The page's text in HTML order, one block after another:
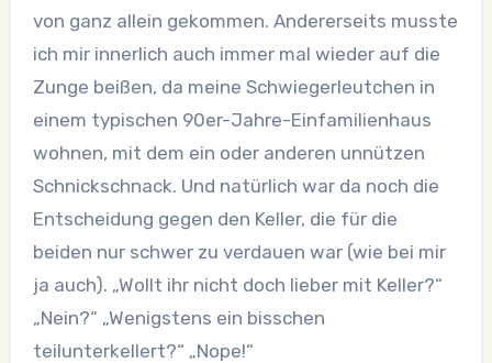
von ganz allein gekommen. Andererseits musste
ich mir innerlich auch immer mal wieder auf die
Zunge beißen, da meine Schwiegerleutchen in
einem typischen 90er-Jahre-Einfamilienhaus
wohnen, mit dem ein oder anderen unnützen
Schnickschnack. Und natürlich war da noch die
Entscheidung gegen den Keller, die für die
beiden nur schwer zu verdauen war (wie bei mir
ja auch). „Wollt ihr nicht doch lieber mit Keller?“
„Nein?“ „Wenigstens ein bisschen
teilunterkellert?“ „Nope!“